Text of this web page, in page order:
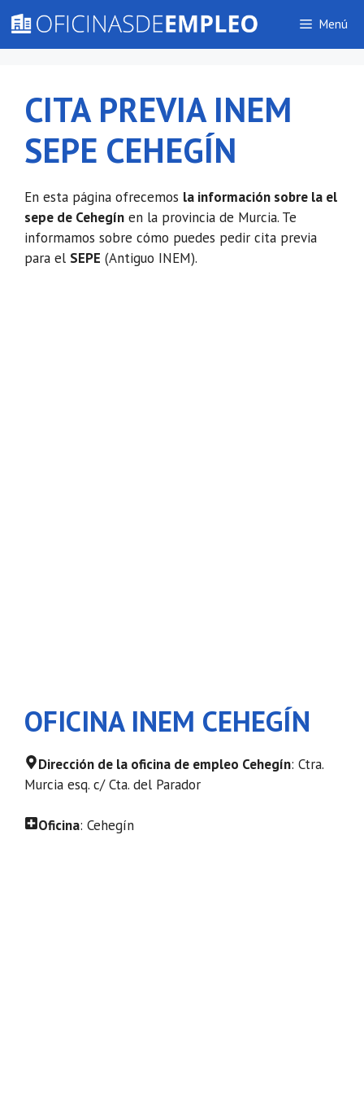
contenido
Menú
CITA PREVIA INEM
SEPE CEHEGÍN
En esta página ofrecemos la información sobre la el
sepe de Cehegín en la provincia de Murcia. Te
informamos sobre cómo puedes pedir cita previa
para el SEPE (Antiguo INEM).
OFICINA INEM CEHEGÍN
Dirección de la oficina de empleo Cehegín: Ctra.
Murcia esq. c/ Cta. del Parador
Oficina: Cehegín